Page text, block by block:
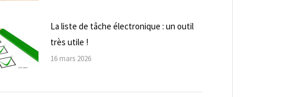
La liste de tâche électronique : un outil
très utile !
16 mars 2026